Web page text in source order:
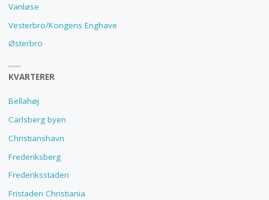
Vanløse
Vesterbro/Kongens Enghave
Østerbro
KVARTERER
Bellahøj
Carlsberg byen
Christianshavn
Frederiksberg
Frederiksstaden
Fristaden Christiania